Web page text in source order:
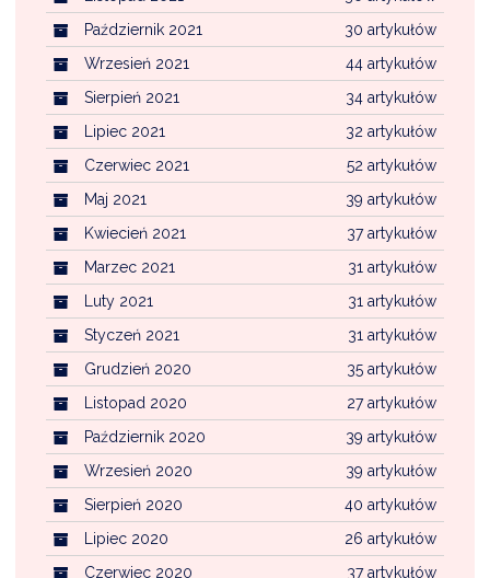
30 artykułów
Październik 2021
44 artykułów
Wrzesień 2021
34 artykułów
Sierpień 2021
32 artykułów
Lipiec 2021
52 artykułów
Czerwiec 2021
39 artykułów
Maj 2021
37 artykułów
Kwiecień 2021
31 artykułów
Marzec 2021
31 artykułów
Luty 2021
31 artykułów
Styczeń 2021
35 artykułów
Grudzień 2020
27 artykułów
Listopad 2020
39 artykułów
Październik 2020
39 artykułów
Wrzesień 2020
40 artykułów
Sierpień 2020
26 artykułów
Lipiec 2020
37 artykułów
Czerwiec 2020